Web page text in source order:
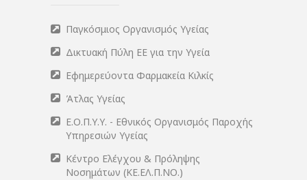
Παγκόσμιος Οργανισμός Υγείας
Δικτυακή Πύλη ΕΕ για την Υγεία
Εφημερεύοντα Φαρμακεία Κιλκίς
Άτλας Υγείας
Ε.Ο.Π.Υ.Υ. - Εθνικός Οργανισμός Παροχής
Υπηρεσιών Υγείας
Κέντρο Ελέγχου & Πρόληψης
Νοσημάτων (ΚΕ.ΕΛ.Π.ΝΟ.)